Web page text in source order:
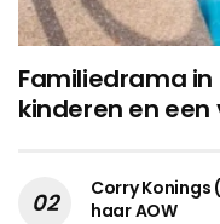
Familiedrama
kinderen en
Corry
haar AOW